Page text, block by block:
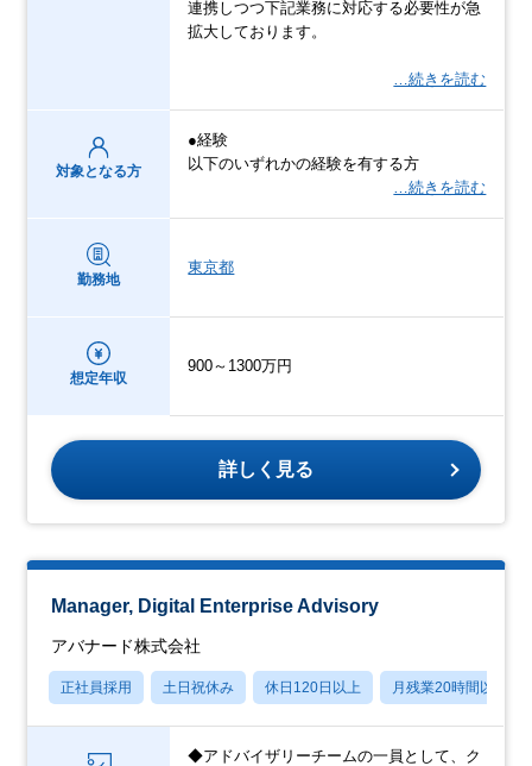
連携しつつ下記業務に対応する必要性が急
拡大しております。
…続きを読む
対象となる方
●経験
以下のいずれかの経験を有する方
…続きを読む
勤務地
東京都
想定年収
900～1300万円
詳しく見る
Manager, Digital Enterprise Advisory
アバナード株式会社
正社員採用 土日祝休み 休日120日以上 月残業20時間以内
◆アドバイザリーチームの一員として、ク